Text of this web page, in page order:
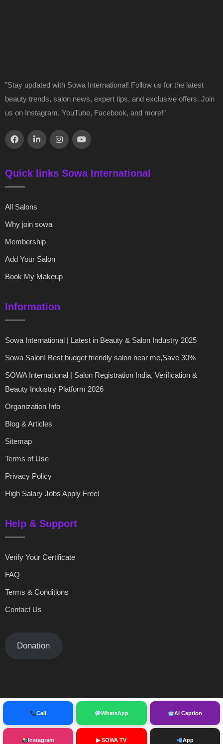
Call WhatsApp AI Caption
Instagram ▶ SOWA TV App
"Stay updated with Sowa International! Follow us for the latest
beauty trends, salon news, expert tips, and exclusive offers. Join
us on Instagram, YouTube, Facebook, and more!"
Quick links Sowa International
All Salons
Why join sowa
Membership
Add Your Salon
Book My Makeup
Information
Sowa International | Latest in Beauty & Salon Industry 2025
Sowa Salon! Best budget friendly salon near me,Save 30%
SOWA International | Salon Registration India, Verification &
Beauty Industry Platform 2026
Organization Info
Blog & Articles
Sitemap
Terms of Use
Privacy Policy
High Salary Jobs Apply Free!
Help & Support
Verify Your Certificate
FAQ
Terms & Conditions
Contact Us
Donation
© copyright sowainternational 2025